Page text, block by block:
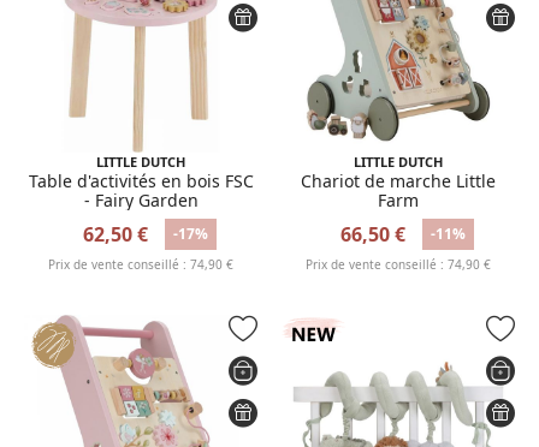
LITTLE DUTCH
Table d'activités en bois FSC
- Fairy Garden
62,50 € -17%
Prix de vente conseillé : 74,90 €
LITTLE DUTCH
Chariot de marche Little
Farm
66,50 € -11%
Prix de vente conseillé : 74,90 €